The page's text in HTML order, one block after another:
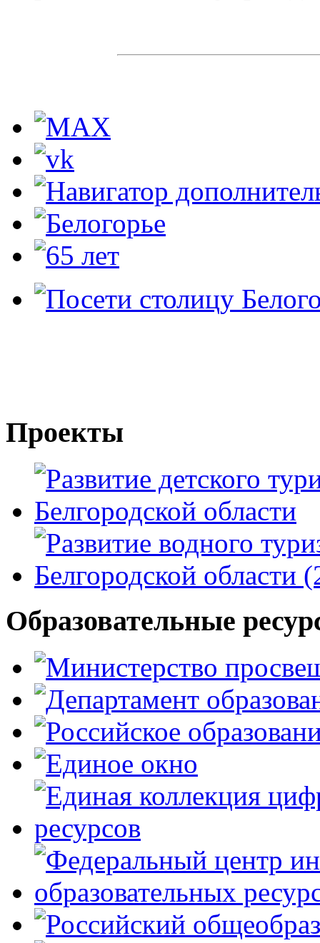
Проекты
Образовательные